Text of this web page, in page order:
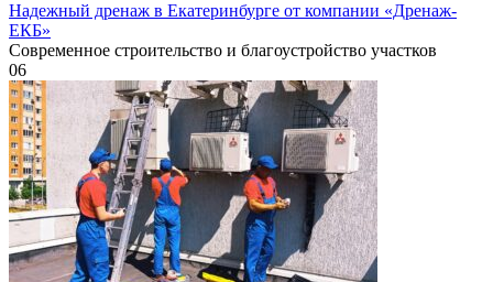
Надежный дренаж в Екатеринбурге от компании «Дренаж-
ЕКБ»
Современное строительство и благоустройство участков
06